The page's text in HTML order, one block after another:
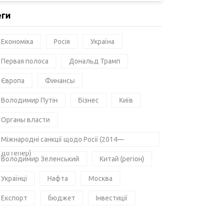
Економіка Росія Україна
Первая полоса Дональд Трамп
Європа Финансы
Володимир Путін Бізнес Київ
Органы власти
Міжнародні санкції щодо Росії (2014—
дотепер)
Володимир Зеленський Китай (регіон)
Українці Нафта Москва
Експорт бюджет Інвестиції